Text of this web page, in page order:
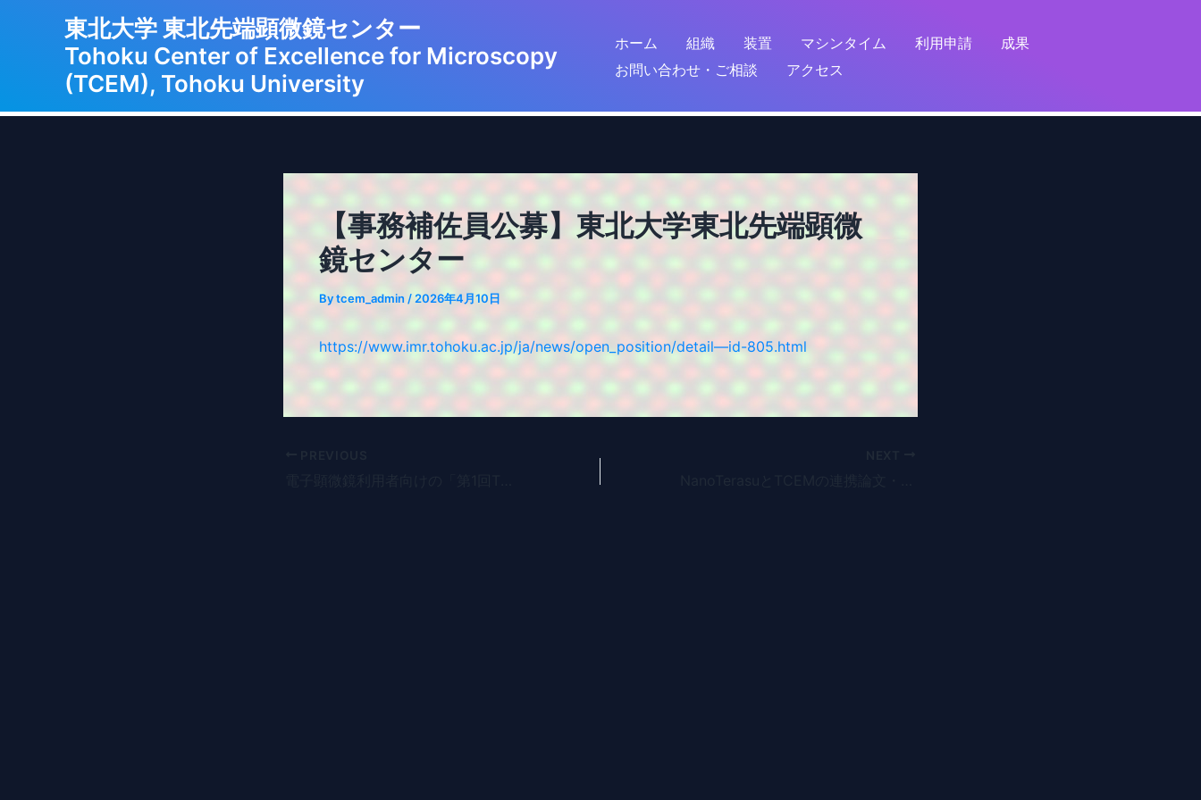
東北大学 東北先端顕微鏡センター
Tohoku Center of Excellence for Microscopy
(TCEM), Tohoku University
ホーム 組織 装置 マシンタイム 利用申請
成果
お問い合わせ・ご相談
アクセス
【事務補佐員公募】東北大学東北先端顕微
鏡センター
Bytcem_admin / 2026年4月10日
https://www.imr.tohoku.ac.jp/ja/news/open_position/detail—id-805.html